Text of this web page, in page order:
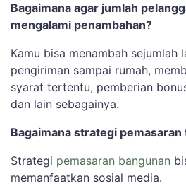
Bagaimana agar jumlah
mengalami penambahan?
Kamu bisa menambah sejumlah
pengiriman sampai rumah,
syarat tertentu, pemberian
dan lain sebagainya.
Bagaimana strategi
Strategi pemasaran bangunan
memanfaatkan sosial media.